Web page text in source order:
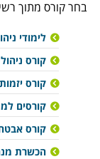
בחר קורס מתוך
לימודי
קורס
קורס
קורסים
קורס
הכשרת